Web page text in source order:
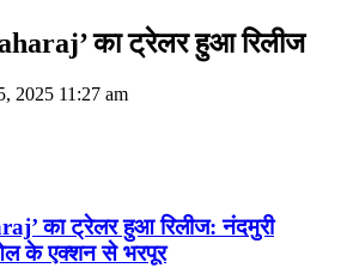
का ट्रेलर हुआ रिलीज
2025 11:27 am
का ट्रेलर हुआ रिलीज: नंदमुरी
के एक्शन से भरपूर